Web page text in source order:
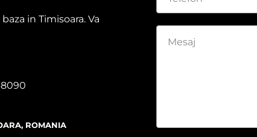
in Timisoara. Va
ROMANIA